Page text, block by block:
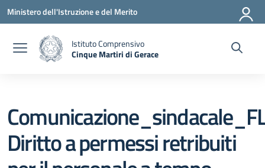
Vai ai contenuti
Vai al menu di navigazione
Vai al footer
Ministero dell'Istruzione e del Merito
Istituto Comprensivo
Cinque Martiri di Gerace
Diritto a permessi retribuiti